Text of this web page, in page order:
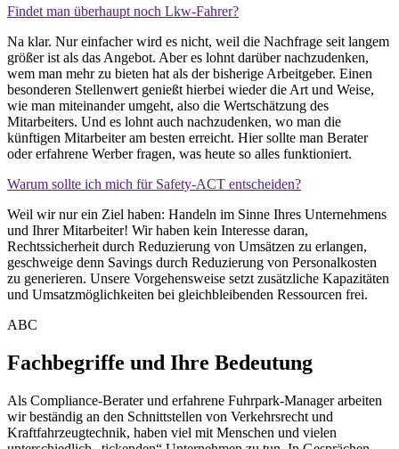
Findet man überhaupt noch Lkw-Fahrer?
Na klar. Nur einfacher wird es nicht, weil die Nachfrage seit langem
größer ist als das Angebot. Aber es lohnt darüber nachzudenken,
wem man mehr zu bieten hat als der bisherige Arbeitgeber. Einen
besonderen Stellenwert genießt hierbei wieder die Art und Weise,
wie man miteinander umgeht, also die Wertschätzung des
Mitarbeiters. Und es lohnt auch nachzudenken, wo man die
künftigen Mitarbeiter am besten erreicht. Hier sollte man Berater
oder erfahrene Werber fragen, was heute so alles funktioniert.
Warum sollte ich mich für Safety-ACT entscheiden?
Weil wir nur ein Ziel haben: Handeln im Sinne Ihres Unternehmens
und Ihrer Mitarbeiter! Wir haben kein Interesse daran,
Rechtssicherheit durch Reduzierung von Umsätzen zu erlangen,
geschweige denn Savings durch Reduzierung von Personalkosten
zu generieren. Unsere Vorgehensweise setzt zusätzliche Kapazitäten
und Umsatzmöglichkeiten bei gleichbleibenden Ressourcen frei.
ABC
Fachbegriffe und Ihre Bedeutung
Als Compliance-Berater und erfahrene Fuhrpark-Manager arbeiten
wir beständig an den Schnittstellen von Verkehrsrecht und
Kraftfahrzeugtechnik, haben viel mit Menschen und vielen